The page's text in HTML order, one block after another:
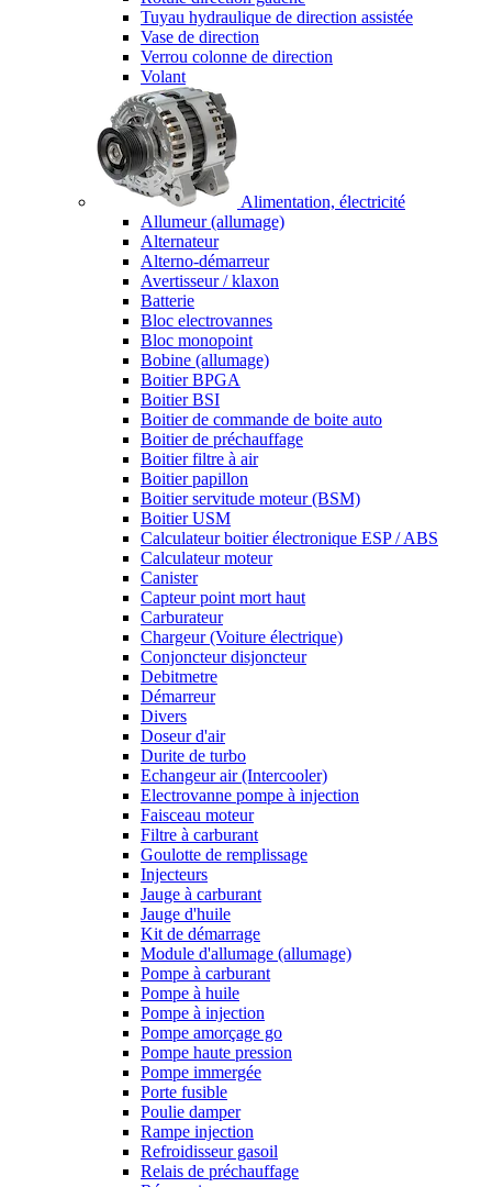
Tuyau hydraulique de direction assistée
Vase de direction
Verrou colonne de direction
Volant
Alimentation, électricité
Allumeur (allumage)
Alternateur
Alterno-démarreur
Avertisseur / klaxon
Batterie
Bloc electrovannes
Bloc monopoint
Bobine (allumage)
Boitier BPGA
Boitier BSI
Boitier de commande de boite auto
Boitier de préchauffage
Boitier filtre à air
Boitier papillon
Boitier servitude moteur (BSM)
Boitier USM
Calculateur boitier électronique ESP / ABS
Calculateur moteur
Canister
Capteur point mort haut
Carburateur
Chargeur (Voiture électrique)
Conjoncteur disjoncteur
Debitmetre
Démarreur
Divers
Doseur d'air
Durite de turbo
Echangeur air (Intercooler)
Electrovanne pompe à injection
Faisceau moteur
Filtre à carburant
Goulotte de remplissage
Injecteurs
Jauge à carburant
Jauge d'huile
Kit de démarrage
Module d'allumage (allumage)
Pompe à carburant
Pompe à huile
Pompe à injection
Pompe amorçage go
Pompe haute pression
Pompe immergée
Porte fusible
Poulie damper
Rampe injection
Refroidisseur gasoil
Relais de préchauffage